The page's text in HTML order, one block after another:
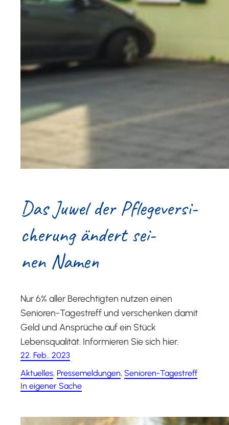
Das Juwel der Pfle­ge­ver­si­
che­rung ändert sei­
nen Namen
Nur 6% aller Berechtigten nutzen einen
Senioren-Tagestreff und verschenken damit
Geld und Ansprüche auf ein Stück
Lebensqualität. Informieren Sie sich hier.
22. Feb.. 2023
Aktuelles, Pressemeldungen, Senioren-Tagestreff
In eigener Sache